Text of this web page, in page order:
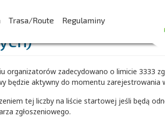
Trasa/Route Regulaminy
osób na liście
organizatorów zadecydowano o limicie 3333
będzie aktywny do momentu zarejestrowania
tej liczby na liście startowej jeśli będą
zgłoszeniowego.